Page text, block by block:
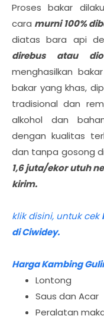
Proses bakar
cara murni 100%
diatas bara api
direbus atau
menghasilkan
bakar yang khas,
tradisional dan
alkohol dan
dengan kualitas
dan tanpa gosong
1,6 juta/ekor utuh
kirim.
klik disini, untuk cek
di Ciwidey.
Harga Kambing
Lontong
Saus dan Acar
Peralatan